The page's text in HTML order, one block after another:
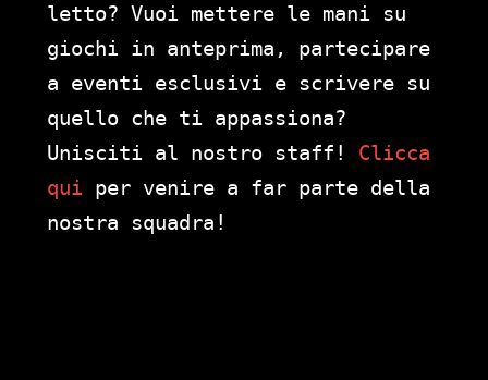
letto? Vuoi mettere le mani su
giochi in anteprima, partecipare
a eventi esclusivi e scrivere su
quello che ti appassiona?
Unisciti al nostro staff! Clicca
qui per venire a far parte della
nostra squadra!